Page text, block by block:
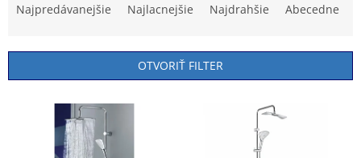
n
i
Najpredávanejšie Najlacnejšie Najdrahšie Abecedne
OTVORIŤ FILTER